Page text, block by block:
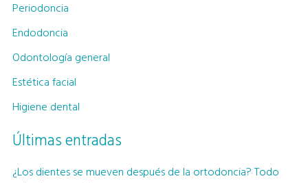
Periodoncia
Endodoncia
Odontología general
Estética facial
Higiene dental
Últimas entradas
¿Los dientes se mueven después de la ortodoncia? Todo